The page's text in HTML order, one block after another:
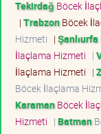
Tekirdağ Böcek
| TrabzonBöcek
Hizmeti | Şanlıurfa
İlaçlama Hizmeti |
İlaçlama Hizmeti |
Böcek İlaçlama
KaramanBöcek
Hizmeti | Batman